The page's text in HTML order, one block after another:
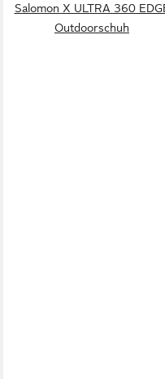
Salomon X ULTRA 360
Outdoorschuh